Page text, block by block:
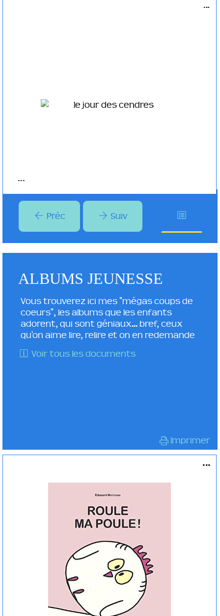
...
Plus d'infos
...
Préc Suiv
ALBUMS JEUNESSE
Vous trouverez ici mes "mégas coups de
coeurs", les albums que les enfants
adorent, qui sont géniaux... bref, ceux
qu'on aime lire, relire et on en redemande
Voir tous les documents
Imprimer
...
Édouard MANCEAU
Milan ( Toulouse - 2018 )
Plus d'infos